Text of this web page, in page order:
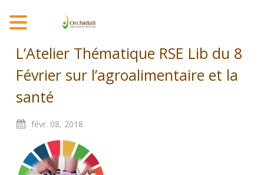
L’Atelier Thématique RSE Lib du 8
Février sur l’agroalimentaire et la
santé
févr. 08, 2018